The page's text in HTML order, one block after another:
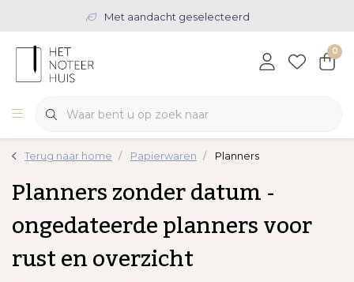
Met aandacht geselecteerd
0
Terug naar home Papierwaren Planners
Planners zonder datum -
ongedateerde planners voor
rust en overzicht